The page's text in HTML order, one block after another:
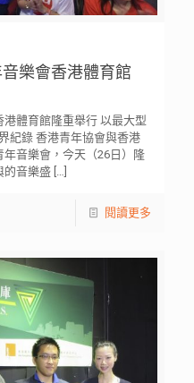
音樂會香港體育館
港體育館隆重舉行 以最大型
紀錄 香港青年協會與香港
音樂會，今天（26日）隆
的音樂盛[…]
閱讀更多